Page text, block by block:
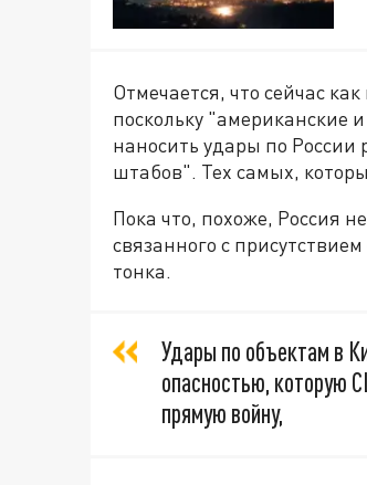
Отмечается, что сейчас
поскольку "американские
наносить удары по
штабов". Тех самых,
Пока что, похоже, Россия
связанного с
тонка.
Удары по объектам в
опасностью, которую
прямую войну,